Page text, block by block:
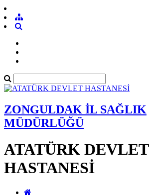
ZONGULDAK İL SAĞLIK
MÜDÜRLÜĞÜ
ATATÜRK DEVLET
HASTANESİ